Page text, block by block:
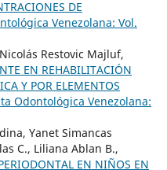
DE
Venezolana: Vol.
Restovic Majluf,
EN REHABILITACIÓN
Y POR ELEMENTOS
Odontológica Venezolana:
Yanet Simancas
C., Liliana Ablan B.,
EN NIÑOS EN